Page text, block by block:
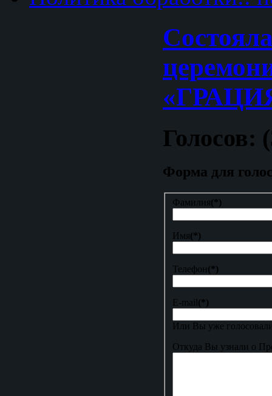
Голосов:
Форма для
Фамилия(*)
Имя(*)
Телефон(*)
E-mail(*)
Или Вы уже
Откуда Вы узнали о